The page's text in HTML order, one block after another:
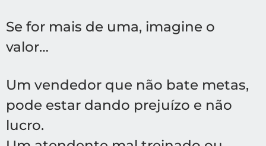
Se for mais de uma, imagine o
valor…
Um vendedor que não bate metas,
pode estar dando prejuízo e não
lucro.